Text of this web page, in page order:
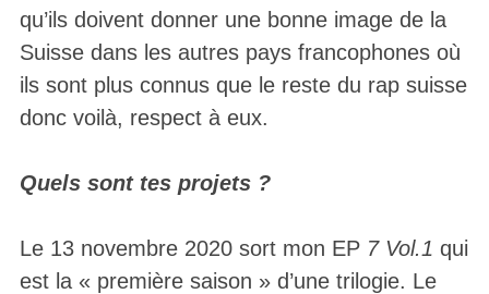
qu’ils doivent donner une bonne image de la
Suisse dans les autres pays francophones où
ils sont plus connus que le reste du rap suisse
donc voilà, respect à eux.
Quels sont tes projets ?
Le 13 novembre 2020 sort mon EP 7 Vol.1 qui
est la « première saison » d’une trilogie. Le